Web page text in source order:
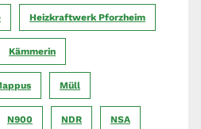
Heizkraftwerk Pforzheim
Kämmerin
Müll
N900 NDR NSA